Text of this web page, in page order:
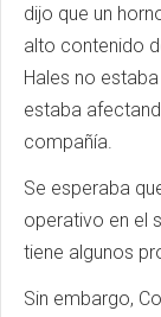
dijo que un
alto contenido
Hales no
estaba
compañía.
Se esperaba
operativo en el
tiene algunos
Sin embargo,